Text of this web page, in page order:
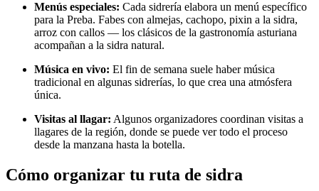
Menús especiales: Cada sidrería elabora un menú específico
para la Preba. Fabes con almejas, cachopo, pixin a la sidra,
arroz con callos — los clásicos de la gastronomía asturiana
acompañan a la sidra natural.
Música en vivo: El fin de semana suele haber música
tradicional en algunas sidrerías, lo que crea una atmósfera
única.
Visitas al llagar: Algunos organizadores coordinan visitas a
llagares de la región, donde se puede ver todo el proceso
desde la manzana hasta la botella.
Cómo organizar tu ruta de sidra